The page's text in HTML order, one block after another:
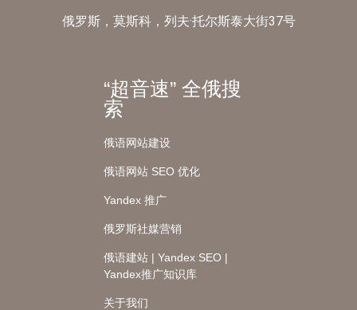
俄罗斯，莫斯科，列夫·托尔斯泰大街37号
“超音速” 全俄搜
索
俄语网站建设
俄语网站 SEO 优化
Yandex 推广
俄罗斯社媒营销
俄语建站 | Yandex SEO |
Yandex推广知识库
关于我们